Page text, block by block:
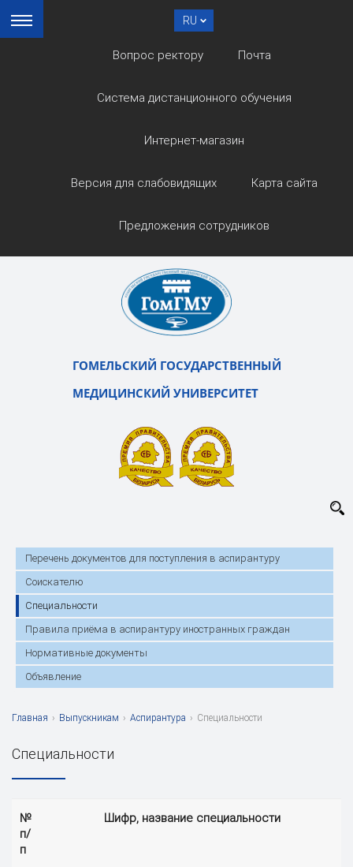
RU
Вопрос ректору Почта
Система дистанционного обучения
Интернет-магазин
Версия для слабовидящих Карта сайта
Предложения сотрудников
ГОМЕЛЬСКИЙ ГОСУДАРСТВЕННЫЙ
МЕДИЦИНСКИЙ УНИВЕРСИТЕТ
Перечень документов для поступления в аспирантуру
Соискателю
Специальности
Правила приёма в аспирантуру иностранных граждан
Нормативные документы
Объявление
Главная › Выпускникам › Аспирантура › Специальности
Специальности
№
п/
п
Шифр, название специальности